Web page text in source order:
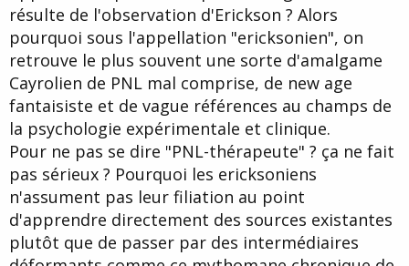
résulte de l'observation d'Erickson ? Alors
pourquoi sous l'appellation "ericksonien", on
retrouve le plus souvent une sorte d'amalgame
Cayrolien de PNL mal comprise, de new age
fantaisiste et de vague références au champs de
la psychologie expérimentale et clinique.
Pour ne pas se dire "PNL-thérapeute" ? ça ne fait
pas sérieux ? Pourquoi les ericksoniens
n'assument pas leur filiation au point
d'apprendre directement des sources existantes
plutôt que de passer par des intermédiaires